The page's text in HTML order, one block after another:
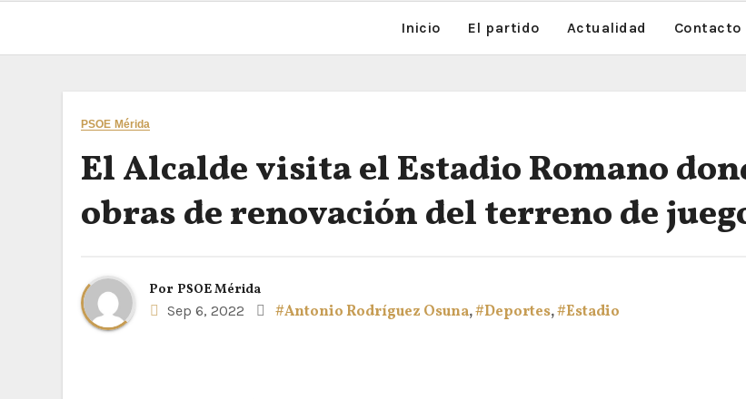
Inicio El partido Actualidad Contacto
PSOE Mérida
El Alcalde visita el Estadio Romano
obras de renovación del terreno de
Por PSOE Mérida
Sep 6, 2022
#Antonio Rodríguez Osuna,#Deportes,#Estadio